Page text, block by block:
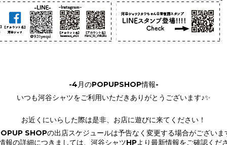
-4月のPOPUPSHOP情報-
いつも河谷シャツをご利用いただきありがとうございます♪✨
お近くにいらした際は是非、お店に遊びに来てください！
SHOPの出店スケジュールは予告なく変更する場合がございま
報の詳細につきましては、河谷シャツHPより最新情報をご確認くださ